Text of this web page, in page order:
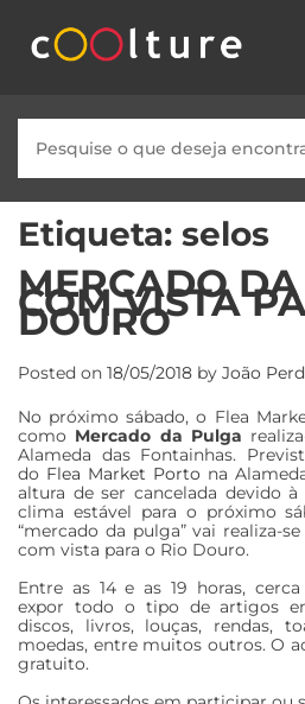
Etiqueta: selos
MERCADO
COM VISTA
DOURO
Posted on 18/05/2018 by João
No próximo sábado, o Flea
como Mercado da Pulga
Alameda das Fontainhas.
do Flea Market Porto na
altura de ser cancelada devido
clima estável para o próximo
“mercado da pulga” vai realiza-
com vista para o Rio Douro.
Entre as 14 e as 19 horas,
expor todo o tipo de artigos
discos, livros, louças, rendas,
moedas, entre muitos outros. O
gratuito.